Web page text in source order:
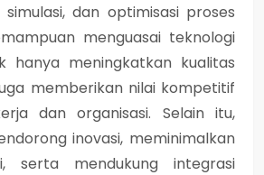
dan optimisasi proses
menguasai teknologi
hanya meningkatkan kualitas
memberikan nilai kompetitif
dan organisasi. Selain itu,
inovasi, meminimalkan
serta mendukung integrasi